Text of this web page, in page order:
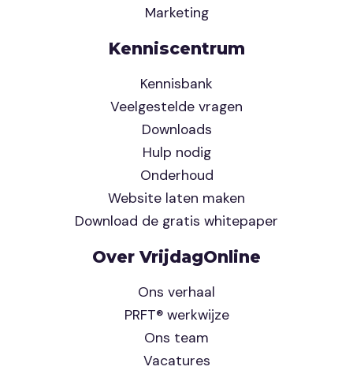
Marketing
Kenniscentrum
Kennisbank
Veelgestelde vragen
Downloads
Hulp nodig
Onderhoud
Website laten maken
Download de gratis whitepaper
Over VrijdagOnline
Ons verhaal
PRFT® werkwijze
Ons team
Vacatures